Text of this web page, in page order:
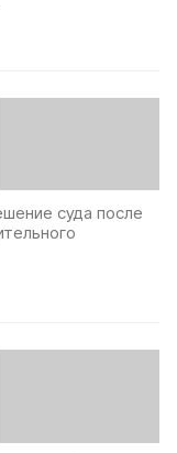
суда после